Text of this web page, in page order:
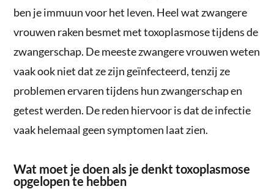
ben je immuun voor het leven. Heel wat zwangere
vrouwen raken besmet met toxoplasmose tijdens de
zwangerschap. De meeste zwangere vrouwen weten
vaak ook niet dat ze zijn geïnfecteerd, tenzij ze
problemen ervaren tijdens hun zwangerschap en
getest werden. De reden hiervoor is dat de infectie
vaak helemaal geen symptomen laat zien.
Wat moet je doen als je denkt toxoplasmose
opgelopen te hebben